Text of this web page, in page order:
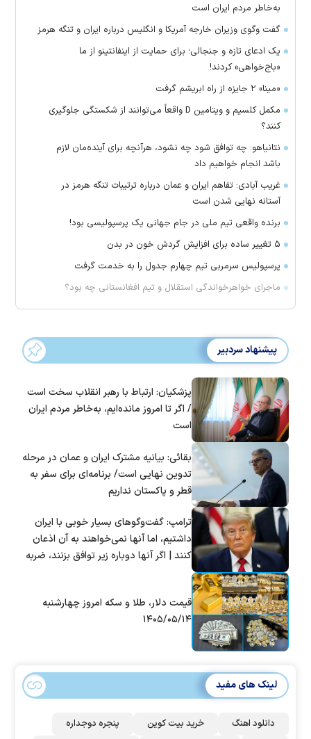
به‌خاطر مردم ایران است
گفت وگوی وزیران خارجه آمریکا و انگلیس درباره ایران و تنگه هرمز
یک ادعای تازه و جنجالی؛ برای حمایت از اینفانتینو از ما
«باج‌خواهی» کردند!
«مینا» ۲ جایزه از راه ابریشم گرفت
مکمل کلسیم و ویتامین D واقعاً می‌توانند از شکستگی جلوگیری
کنند؟
نتانیاهو: چه توافق شود چه نشود، هرآنچه برای آینده‌مان لازم
باشد انجام خواهیم داد
غریب آبادی: تفاهم ایران و عمان درباره ترتیبات تنگه هرمز در
آستانه نهایی شدن است
برنده واقعی تیم ملی در جام جهانی یک پرسپولیسی بود!
۵ تغییر ساده برای افزایش گردش خون در بدن
پرسپولیس سرمربی تیم چهارم جدول را به خدمت گرفت
ماجرای خواهرخواندگی استقلال و تیم افغانستانی چه بود؟
پیشنهاد سردبیر
پزشکیان: ارتباط با رهبر انقلاب سخت است
/ اگر تا امروز مانده‌ایم، به‌خاطر مردم ایران
است
بقائی: بیانیه مشترک ایران و عمان در مرحله
تدوین نهایی است/ برنامه‌ای برای سفر به
قطر و پاکستان نداریم
ترامپ: گفت‌و‌گو‌های بسیار خوبی با ایران
داشتیم، اما آنها نمی‌خواهند به آن اذعان
کنند | اگر آنها دوباره زیر توافق بزنند، ضربه
قیمت دلار، طلا و سکه امروز چهارشنبه
۱۴۰۵/۰۵/۱۴
لینک های مفید
دانلود اهنگ خرید بیت کوین پنجره دوجداره